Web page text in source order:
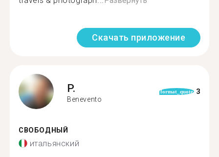
Скачать приложение
P.
Benevento
format_quote 3
СВОБОДНЫЙ
итальянский